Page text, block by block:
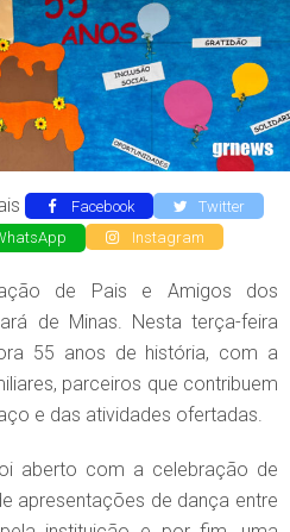
Facebook
Twitter
Instagram
de Pais e Amigos dos
de Minas. Nesta terça-feira
55 anos de história, com a
parceiros que contribuem
e das atividades ofertadas.
aberto com a celebração de
apresentações de dança entre